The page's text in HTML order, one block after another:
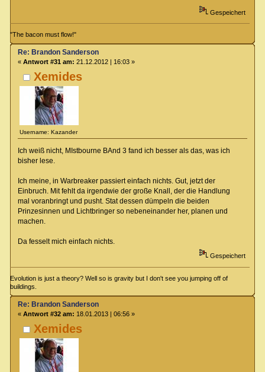
Gespeichert
"The bacon must flow!"
Xemides
Username: Kazander
Re: Brandon Sanderson
« Antwort #31 am: 21.12.2012 | 16:03 »
Ich weiß nicht, MIstbourne BAnd 3 fand ich besser als das, was ich
bisher lese.
Ich meine, in Warbreaker passiert einfach nichts. Gut, jetzt der
Einbruch. Mit fehlt da irgendwie der große Knall, der die Handlung
mal voranbringt und pusht. Stat dessen dümpeln die beiden
Prinzesinnen und Lichtbringer so nebeneinander her, planen und
machen.
Da fesselt mich einfach nichts.
Gespeichert
Evolution is just a theory? Well so is gravity but I don't see you jumping off of
buildings.
Xemides
Re: Brandon Sanderson
« Antwort #32 am: 18.01.2013 | 06:56 »